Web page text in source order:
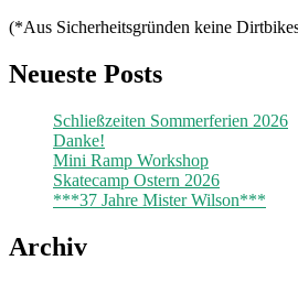
(*Aus Sicherheitsgründen keine
Neueste Posts
Schließzeiten Sommerferien 2026
Danke!
Mini Ramp Workshop
Skatecamp Ostern 2026
***37 Jahre Mister Wilson***
Archiv